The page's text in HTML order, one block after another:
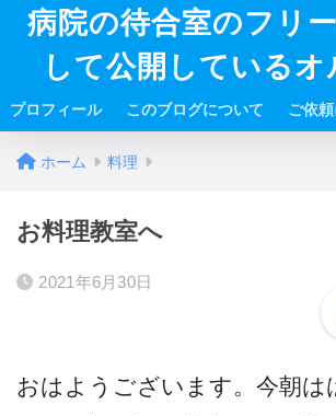
病院の待合室のフリ
して公開している
プロフィール このブログについて ご依
ホーム 料理
お料理教室へ
2021年6月30日
おはようございます。今朝は